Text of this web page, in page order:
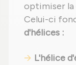
optimiser la
Celui-ci
d'hélices :
L'hélice